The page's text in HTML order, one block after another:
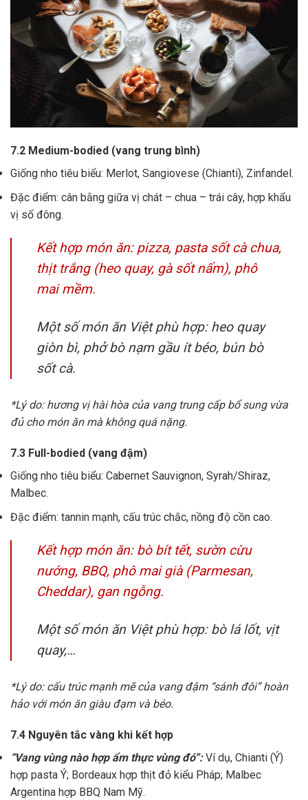
7.2 Medium-bodied (vang trung bình)
Giống nho tiêu biểu: Merlot, Sangiovese (Chianti), Zinfandel.
Đặc điểm: cân bằng giữa vị chát – chua – trái cây, hợp khẩu
vị số đông.
Kết hợp món ăn: pizza, pasta sốt cà chua,
thịt trắng (heo quay, gà sốt nấm), phô
mai mềm.
Một số món ăn Việt phù hợp: heo quay
giòn bì, phở bò nạm gầu ít béo, bún bò
sốt cà.
*Lý do: hương vị hài hòa của vang trung cấp bổ sung vừa
đủ cho món ăn mà không quá nặng.
7.3 Full-bodied (vang đậm)
Giống nho tiêu biểu: Cabernet Sauvignon, Syrah/Shiraz,
Malbec.
Đặc điểm: tannin mạnh, cấu trúc chắc, nồng độ cồn cao.
Kết hợp món ăn: bò bít tết, sườn cừu
nướng, BBQ, phô mai già (Parmesan,
Cheddar), gan ngỗng.
Một số món ăn Việt phù hợp: bò lá lốt, vịt
quay,…
*Lý do: cấu trúc mạnh mẽ của vang đậm “sánh đôi” hoàn
hảo với món ăn giàu đạm và béo.
7.4 Nguyên tắc vàng khi kết hợp
“Vang vùng nào hợp ẩm thực vùng đó”:Ví dụ, Chianti (Ý)
hợp pasta Ý; Bordeaux hợp thịt đỏ kiểu Pháp; Malbec
Argentina hợp BBQ Nam Mỹ.